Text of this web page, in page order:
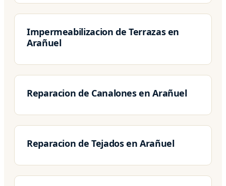
Impermeabilizacion de Terrazas en
Arañuel
Reparacion de Canalones en Arañuel
Reparacion de Tejados en Arañuel